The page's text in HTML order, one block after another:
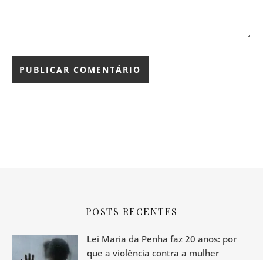
POSTS RECENTES
Lei Maria da Penha faz 20 anos: por
que a violência contra a mulher